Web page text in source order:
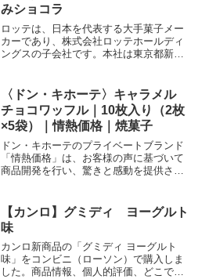
した食感のココアクッキ
みショコラ
ロッテは、日本を代表する大手菓子メー
カーであり、株式会社ロッテホールディ
ングスの子会社です。本社は東京都新宿
おられます。パイ生地にチョコが練り込
まれており、少しビターな大人向きのパ
イの実です。通常のパイの実に比べる
と、甘さは控えめでほん
〈ドン・キホーテ〉キャラメル
チョコワッフル｜10枚入り（2枚
×5袋）｜情熱価格｜焼菓子
ドン・キホーテのプライベートブランド
「情熱価格」は、お客様の声に基づいて
商品開発を行い、驚きと感動を提供され
価値を追求し、お客様の生活をより豊か
にすることを目指されています。また、
商品への「ダメ出し」を積極的に募集
し、それを基に商品の改善を行うこと
【カンロ】グミディ ヨーグルト
味
カンロ新商品の「グミディ ヨーグルト
味」をコンビニ（ローソン）で購入しま
した。商品情報、個人的評価、どこで購